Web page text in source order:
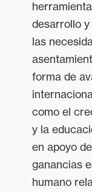
desarrollo
las
forma de
como el
y la
en apoyo
ganancias
humano